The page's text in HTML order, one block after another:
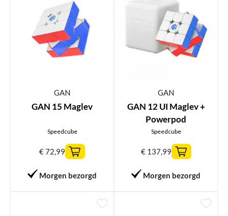
GAN
GAN 15 Maglev
Speedcube
€72,99
Morgen bezorgd
GAN
GAN 12 UI Maglev +
Powerpod
Speedcube
€137,99
Morgen bezorgd